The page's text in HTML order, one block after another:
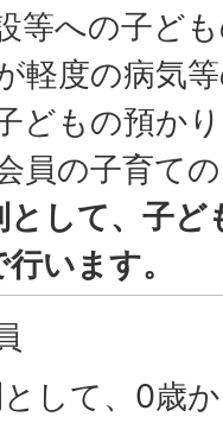
等への子ど
軽度の病気
どもの預かり
員の子育て
として、子ど
います。
として、0歳